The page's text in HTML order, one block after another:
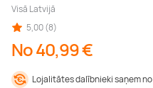
Visā Latvijā
5,00 (8)
No 40,99 €
Lojalitātes dalībnieki saņem no